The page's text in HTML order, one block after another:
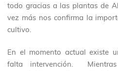
todo gracias a las plantas de
vez más nos confirma la
cultivo.
En el momento actual existe
falta intervención.